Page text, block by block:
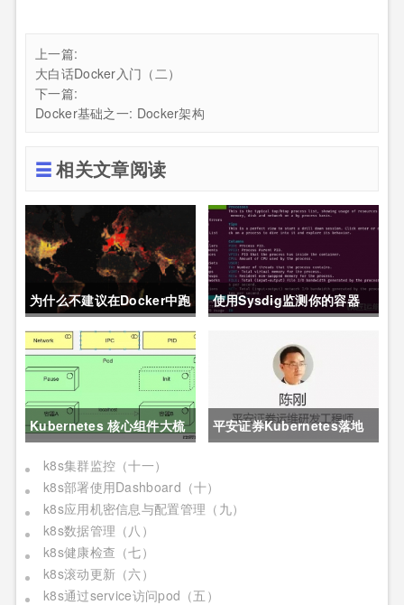
上一篇:
大白话Docker入门（二）
下一篇:
Docker基础之一: Docker架构
相关文章阅读
为什么不建议在Docker中跑
MySQL?
使用Sysdig监测你的容器
Kubernetes 核心组件大梳
理，看完更明白了
平安证券Kubernetes落地
k8s集群监控（十一）
k8s部署使用Dashboard（十）
k8s应用机密信息与配置管理（九）
k8s数据管理（八）
k8s健康检查（七）
k8s滚动更新（六）
k8s通过service访问pod（五）